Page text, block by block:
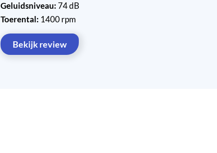
Geluidsniveau: 74 dB
Toerental: 1400 rpm
Bekijk review